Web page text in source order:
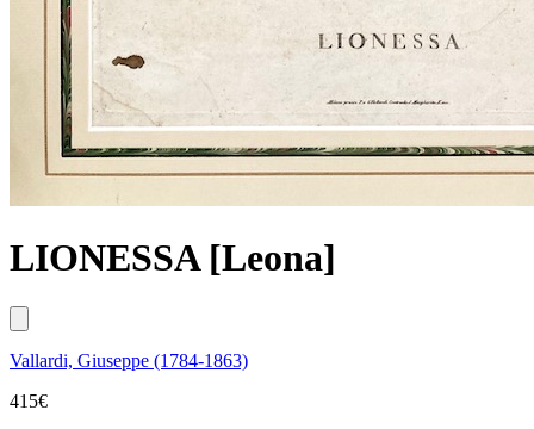
LIONESSA [Leona]
Vallardi, Giuseppe (1784-1863)
415€